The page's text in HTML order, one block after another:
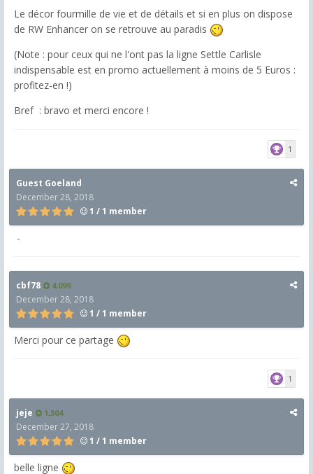
Le décor fourmille de vie et de détails et si en plus on dispose
de RW Enhancer on se retrouve au paradis
(Note : pour ceux qui ne l'ont pas la ligne Settle Carlisle
indispensable est en promo actuellement à moins de 5 Euros :
profitez-en !)
Bref : bravo et merci encore !
1
Guest Goeland
December 28, 2018
1 / 1 member
-
cbf78 4,099
December 28, 2018
1 / 1 member
Merci pour ce partage
1
jeje 1,304
December 27, 2018
1 / 1 member
belle ligne